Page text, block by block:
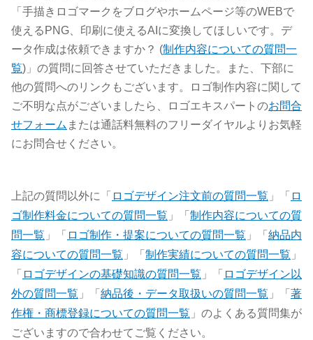
「手描きロゴマークをブログやホームページ等のWEBで
使えるPNG、印刷に使えるAIに変換してほしいです。デ
ータ作成は依頼できますか？ (制作内容についての質問一
覧)」の質問に回答させていただきました。また、下部に
他の質問へのリンクもございます。ロゴ制作内容に関して
ご不明な点がございましたら、ロゴエキスパートのお問合
せフォーム または通話料無料のフリーダイヤルよりお気軽
にお問合せください。
上記の質問以外に「 ロゴデザイン注文前の質問一覧 」「 ロ
ゴ制作料金についての質問一覧 」「 制作内容についての質
問一覧 」「 ロゴ制作・提案についての質問一覧 」「 納品内
容についての質問一覧 」「 制作実績についての質問一覧 」
「 ロゴデザインの基礎知識の質問一覧 」「 ロゴデザイン以
外の質問一覧 」「 納品後・データ取扱いの質問一覧 」「 著
作権・商標登録についての質問一覧 」のよくある質問集が
ございますので合わせてご覧ください。